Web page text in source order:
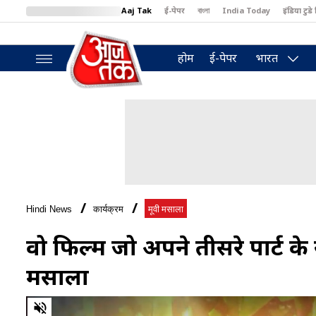
Aaj Tak ई-पेपर বাংলা India Today इंडिया टुडे
BT Bazaar
होम ई-पेपर भारत
Hindi News कार्यक्रम मूवी मसाला
वो फिल्में जो अपने तीसरे पार्ट
मसाला
0
of